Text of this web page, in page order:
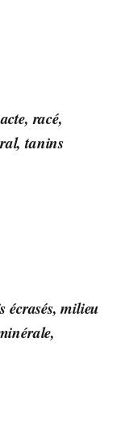
racé,
tanins
écrasés, milieu